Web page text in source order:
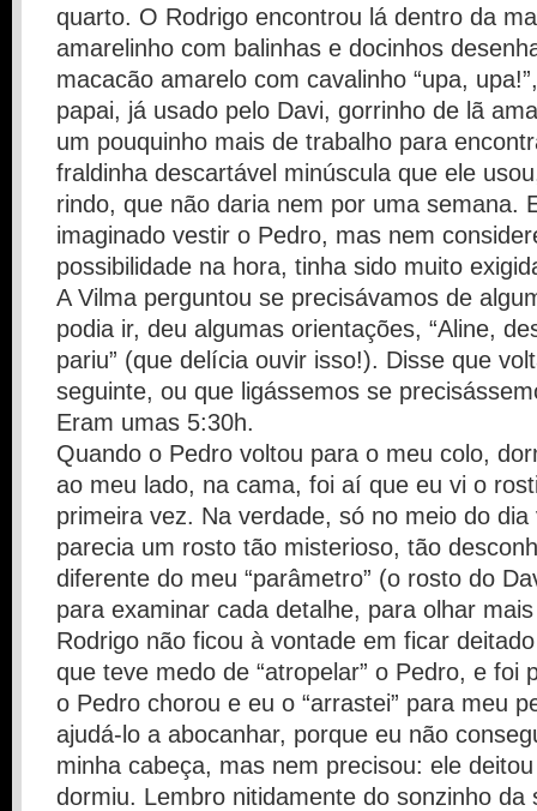
quarto. O Rodrigo encontrou lá dentro da
amarelinho com balinhas e docinhos
macacão amarelo com cavalinho “upa,
papai, já usado pelo Davi, gorrinho de lã
um pouquinho mais de trabalho para
fraldinha descartável minúscula que ele
rindo, que não daria nem por uma semana.
imaginado vestir o Pedro, mas nem
possibilidade na hora, tinha sido muito
A Vilma perguntou se precisávamos de
podia ir, deu algumas orientações, “Aline,
pariu” (que delícia ouvir isso!). Disse que
seguinte, ou que ligássemos se
Eram umas 5:30h.
Quando o Pedro voltou para o meu colo,
ao meu lado, na cama, foi aí que eu vi o
primeira vez. Na verdade, só no meio do
parecia um rosto tão misterioso, tão
diferente do meu “parâmetro” (o rosto do
para examinar cada detalhe, para olhar
Rodrigo não ficou à vontade em ficar
que teve medo de “atropelar” o Pedro, e foi
o Pedro chorou e eu o “arrastei” para meu
ajudá-lo a abocanhar, porque eu não
minha cabeça, mas nem precisou: ele
dormiu. Lembro nitidamente do sonzinho da